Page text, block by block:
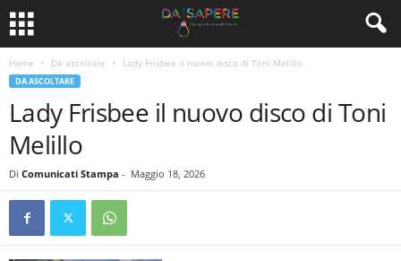
Home Da ascoltare Lady Frisbee il nuovo disco di Toni Melillo
DA ASCOLTARE
Lady Frisbee il nuovo disco di Toni
Melillo
Di Comunicati Stampa - Maggio 18, 2026